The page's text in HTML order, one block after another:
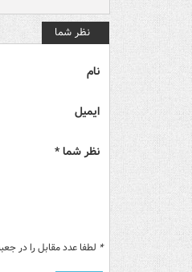
نظر شما
نام
ایمیل
نظر شما *
* لطفا عدد مقابل را در